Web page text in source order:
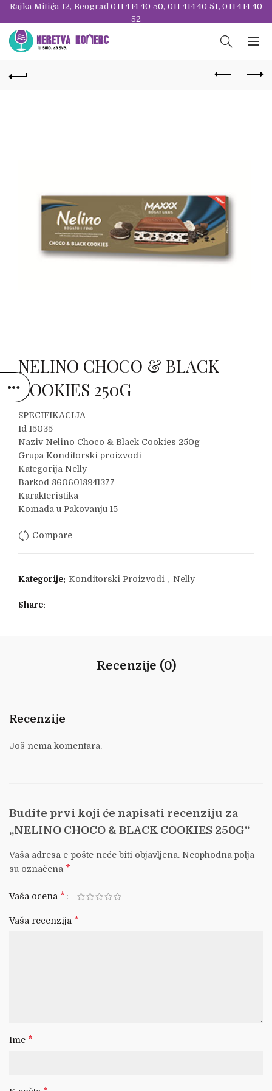
Rajka Mitića 12, Beograd011 414 40 50, 011 414 40 51,011 414 40
52
NELINO CHOCO & BLACK
COOKIES 250G
SPECIFIKACIJA
Id 15035
Naziv Nelino Choco & Black Cookies 250g
Grupa Konditorski proizvodi
Kategorija Nelly
Barkod 8606018941377
Karakteristika
Komada u Pakovanju 15
Compare
Kategorije: Konditorski Proizvodi , Nelly
Share
Recenzije (0)
Recenzije
Još nema komentara.
Budite prvi koji će napisati recenziju za
„NELINO CHOCO & BLACK COOKIES 250G“
Vaša adresa e-pošte neće biti objavljena. Neophodna polja
su označena *
Vaša ocena *
Vaša recenzija *
Ime *